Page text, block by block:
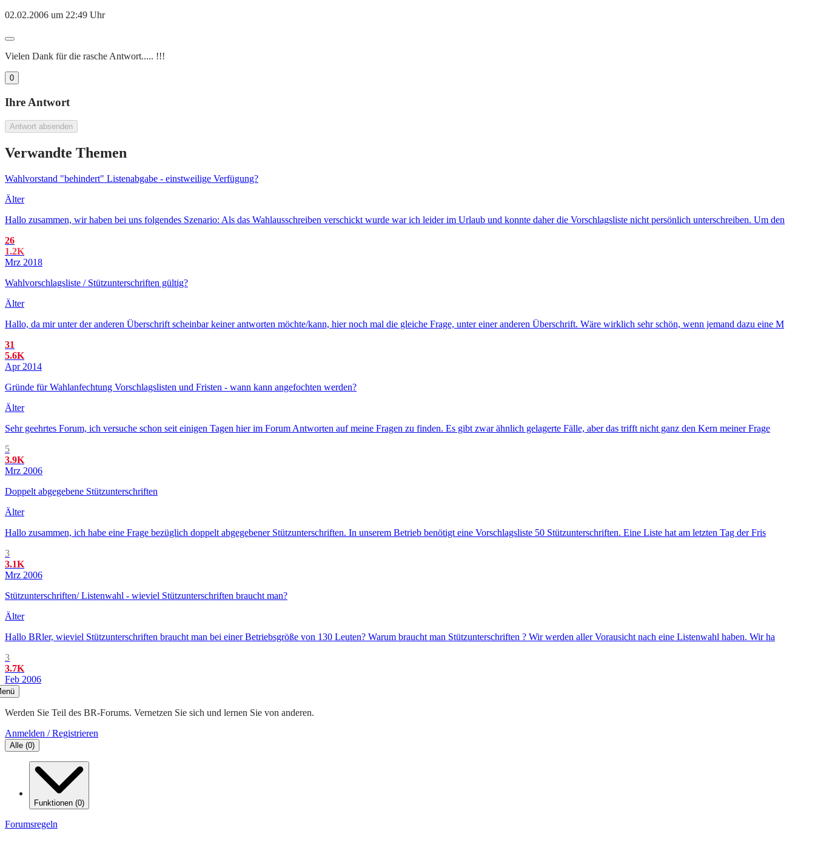
02.02.2006 um 22:49 Uhr
Vielen Dank für die rasche Antwort..... !!!
0
Ihre Antwort
Antwort absenden
Verwandte Themen
Wahlvorstand "behindert" Listenabgabe - einstweilige Verfügung?
Älter
Hallo zusammen, wir haben bei uns folgendes Szenario: Als das Wahlausschreiben verschickt wurde war ich leider im Urlaub und konnte daher die Vorschlagsliste nicht persönlich unterschreiben. Um den
26
1.2K
Mrz 2018
Wahlvorschlagsliste / Stützunterschriften gültig?
Älter
Hallo, da mir unter der anderen Überschrift scheinbar keiner antworten möchte/kann, hier noch mal die gleiche Frage, unter einer anderen Überschrift. Wäre wirklich sehr schön, wenn jemand dazu eine M
31
5.6K
Apr 2014
Gründe für Wahlanfechtung Vorschlagslisten und Fristen - wann kann angefochten werden?
Älter
Sehr geehrtes Forum, ich versuche schon seit einigen Tagen hier im Forum Antworten auf meine Fragen zu finden. Es gibt zwar ähnlich gelagerte Fälle, aber das trifft nicht ganz den Kern meiner Frage
5
3.9K
Mrz 2006
Doppelt abgegebene Stützunterschriften
Älter
Hallo zusammen, ich habe eine Frage bezüglich doppelt abgegebener Stützunterschriften. In unserem Betrieb benötigt eine Vorschlagsliste 50 Stützunterschriften. Eine Liste hat am letzten Tag der Fris
3
3.1K
Mrz 2006
Stützunterschriften/ Listenwahl - wieviel Stützunterschriften braucht man?
Älter
Hallo BRler, wieviel Stützunterschriften braucht man bei einer Betriebsgröße von 130 Leuten? Warum braucht man Stützunterschriften ? Wir werden aller Vorausicht nach eine Listenwahl haben. Wir ha
3
3.7K
Feb 2006
Werden Sie Teil des BR-Forums. Vernetzen Sie sich und lernen Sie von anderen.
Anmelden / Registrieren
Alle (0)
Funktionen (0)
Forumsregeln